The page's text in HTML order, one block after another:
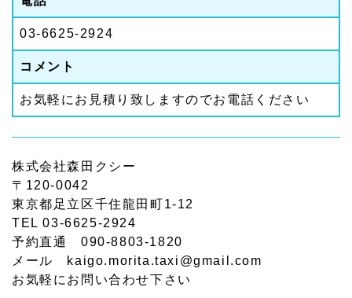
03-6625-2924
コメント
お気軽にお見積り致しますのでお電話ください
株式会社森田クシー
〒120-0042
東京都足立区千住龍田町1-12
TEL 03-6625-2924
予約直通 090-8803-1820
メール kaigo.morita.taxi@gmail.com
お気軽にお問い合わせ下さい